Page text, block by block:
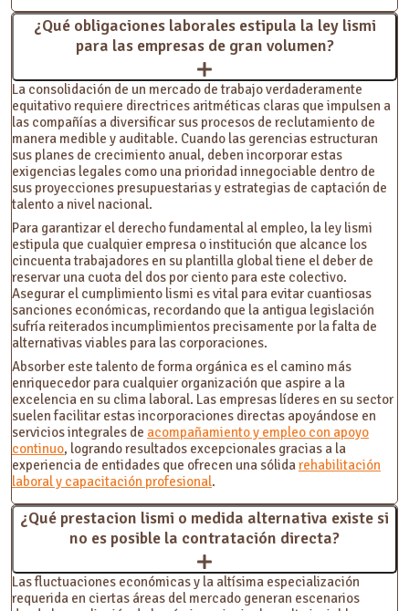
¿Qué obligaciones laborales estipula la ley lismi
para las empresas de gran volumen?
La consolidación de un mercado de trabajo verdaderamente
equitativo requiere directrices aritméticas claras que impulsen a
las compañías a diversificar sus procesos de reclutamiento de
manera medible y auditable. Cuando las gerencias estructuran
sus planes de crecimiento anual, deben incorporar estas
exigencias legales como una prioridad innegociable dentro de
sus proyecciones presupuestarias y estrategias de captación de
talento a nivel nacional.
Para garantizar el derecho fundamental al empleo, la ley lismi
estipula que cualquier empresa o institución que alcance los
cincuenta trabajadores en su plantilla global tiene el deber de
reservar una cuota del dos por ciento para este colectivo.
Asegurar el cumplimiento lismi es vital para evitar cuantiosas
sanciones económicas, recordando que la antigua legislación
sufría reiterados incumplimientos precisamente por la falta de
alternativas viables para las corporaciones.
Absorber este talento de forma orgánica es el camino más
enriquecedor para cualquier organización que aspire a la
excelencia en su clima laboral. Las empresas líderes en su sector
suelen facilitar estas incorporaciones directas apoyándose en
servicios integrales de acompañamiento y empleo con apoyo
continuo, logrando resultados excepcionales gracias a la
experiencia de entidades que ofrecen una sólidarehabilitación
laboral y capacitación profesional.
¿Qué prestacion lismi o medida alternativa existe si
no es posible la contratación directa?
Las fluctuaciones económicas y la altísima especialización
requerida en ciertas áreas del mercado generan escenarios